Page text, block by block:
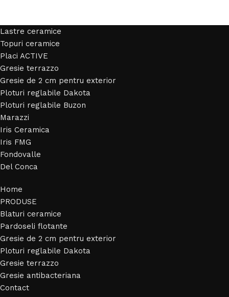
Lastre ceramice
Topuri ceramice
Placi ACTIVE
Gresie terrazzo
Gresie de 2 cm pentru exterior
Ploturi reglabile Dakota
Ploturi reglabile Buzon
Marazzi
Iris Ceramica
Iris FMG
Fondovalle
Del Conca
Home
PRODUSE
Blaturi ceramice
Pardoseli flotante
Gresie de 2 cm pentru exterior
Ploturi reglabile Dakota
Gresie terrazzo
Gresie antibacteriana
Contact